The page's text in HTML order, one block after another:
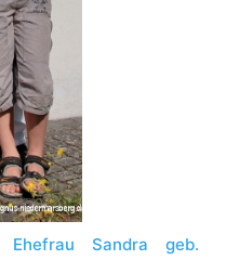
Sandra geb.